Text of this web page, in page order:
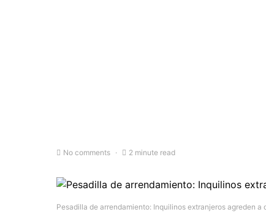
No comments 2 minute read
Pesadilla de arrendamiento: Inquilinos extranjeros agreden a